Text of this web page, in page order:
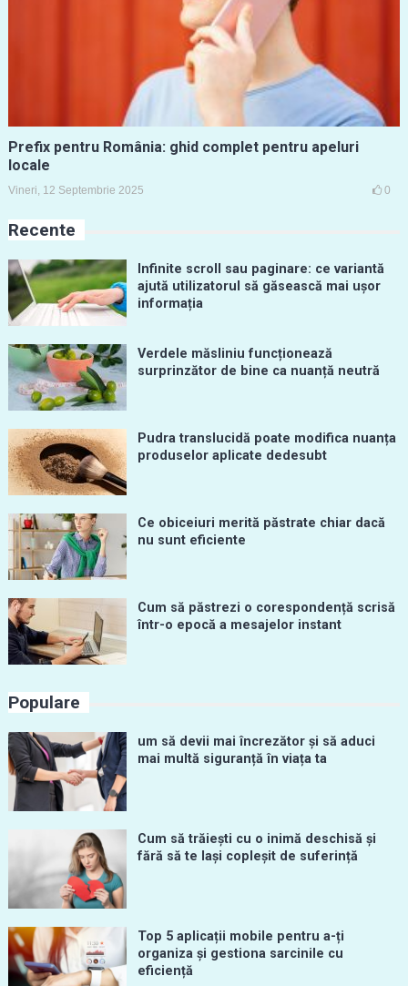
Prefix pentru România: ghid complet pentru apeluri
locale
Vineri, 12 Septembrie 2025 0
Recente
Infinite scroll sau paginare: ce variantă
ajută utilizatorul să găsească mai ușor
informația
Verdele măsliniu funcționează
surprinzător de bine ca nuanță neutră
Pudra translucidă poate modifica nuanța
produselor aplicate dedesubt
Ce obiceiuri merită păstrate chiar dacă
nu sunt eficiente
Cum să păstrezi o corespondență scrisă
într-o epocă a mesajelor instant
Populare
um să devii mai încrezător și să aduci
mai multă siguranță în viața ta
Cum să trăiești cu o inimă deschisă și
fără să te lași copleșit de suferință
Top 5 aplicații mobile pentru a-ți
organiza și gestiona sarcinile cu
eficiență